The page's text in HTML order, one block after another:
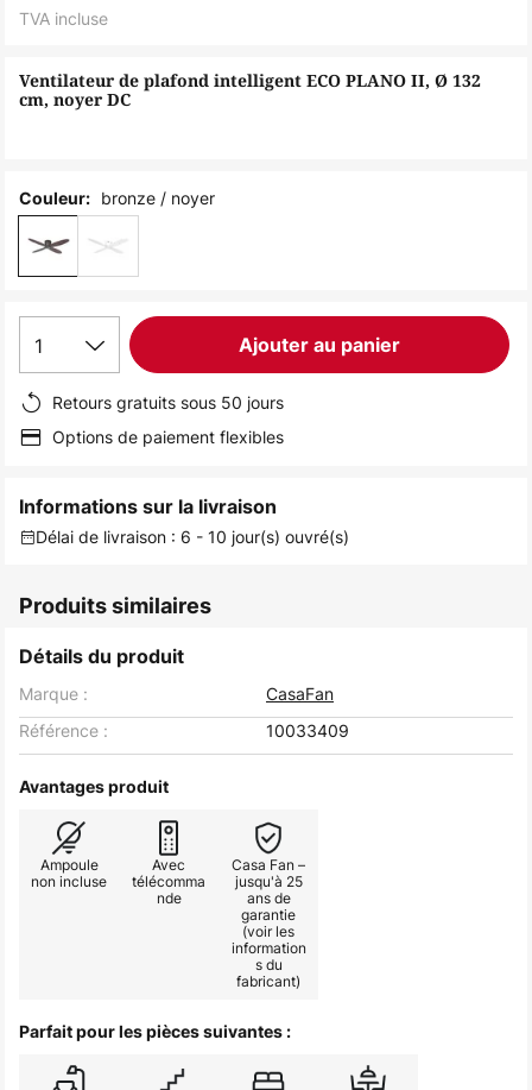
the
of
the
Ventilateur de plafond intelligent ECO PLANO II, Ø 132
cm, noyer DC
TVA incluse
Couleur: bronze / noyer
1 Ajouter au panier
Retours gratuits sous 50 jours
Options de paiement flexibles
Informations sur la livraison
Délai de livraison : 6 - 10 jour(s) ouvré(s)
Produits similaires
Détails du produit
Marque :
CasaFan
Référence :
10033409
Avantages produit
Ampoule
non incluse
Avec
télécomma
nde
Casa Fan –
jusqu'à 25
ans de
garantie
(voir les
information
s du
fabricant)
Parfait pour les pièces suivantes :